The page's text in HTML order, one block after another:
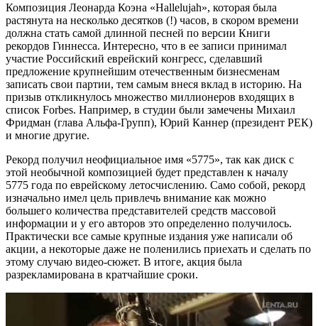
Композиция Леонарда Коэна «Hallelujah», которая была
растянута на несколько десятков (!) часов, в скором времени
должна стать самой длинной песней по версии Книги
рекордов Гиннесса. Интересно, что в ее записи принимал
участие Российский еврейский конгресс, сделавший
предложение крупнейшим отечественным бизнесменам
записать свои партии, тем самым внеся вклад в историю. На
призыв откликнулось множество миллионеров входящих в
список Forbes. Например, в студии были замечены Михаил
Фридман (глава Альфа-Групп), Юрий Каннер (президент РЕК)
и многие другие.
Рекорд получил неофициальное имя «5775», так как диск с
этой необычной композицией будет представлен к началу
5775 года по еврейскому летосчислению. Само собой, рекорд
изначально имел цель привлечь внимание как можно
большего количества представителей средств массовой
информации и у его авторов это определенно получилось.
Практически все самые крупные издания уже написали об
акции, а некоторые даже не поленились приехать и сделать по
этому случаю видео-сюжет. В итоге, акция была
разрекламирована в кратчайшие сроки.